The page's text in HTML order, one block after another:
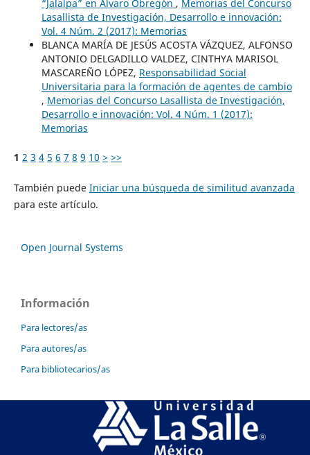
“Jalalpa” en Álvaro Obregón , Memorias del Concurso
Lasallista de Investigación, Desarrollo e innovación:
Vol. 4 Núm. 2 (2017): Memorias
BLANCA MARÍA DE JESÚS ACOSTA VÁZQUEZ, ALFONSO
ANTONIO DELGADILLO VALDEZ, CINTHYA MARISOL
MASCAREÑO LÓPEZ, Responsabilidad Social
Universitaria para la formación de agentes de cambio
, Memorias del Concurso Lasallista de Investigación,
Desarrollo e innovación: Vol. 4 Núm. 1 (2017):
Memorias
1 2 3 4 5 6 7 8 9 10 > >>
También puede Iniciar una búsqueda de similitud avanzada
para este artículo.
Open Journal Systems
Información
Para lectores/as
Para autores/as
Para bibliotecarios/as